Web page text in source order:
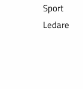
Sport
Ledare